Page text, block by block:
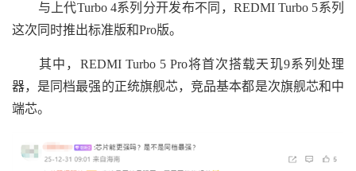
与上代Turbo 4系列分开发布不同，REDMI Turbo 5系列
这次同时推出标准版和Pro版。
其中，REDMI Turbo 5 Pro将首次搭载天玑9系列处理
器，是同档最强的正统旗舰芯，竞品基本都是次旗舰芯和中
端芯。